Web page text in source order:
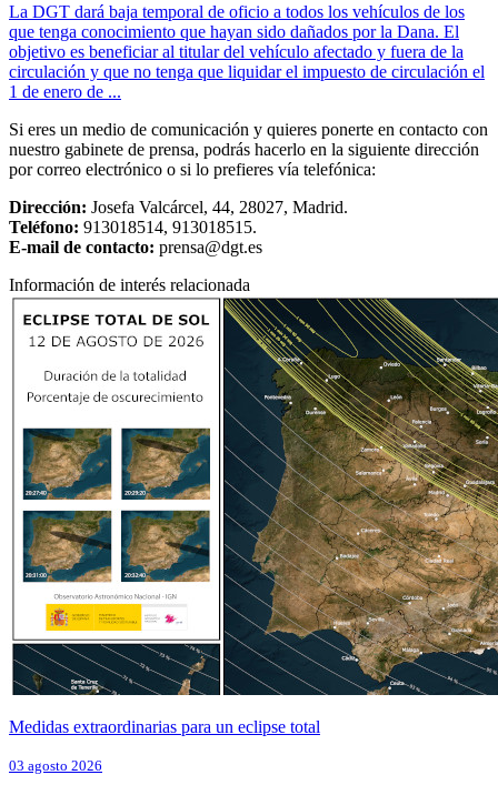
La DGT dará baja temporal de oficio a todos los vehículos de los
que tenga conocimiento que hayan sido dañados por la Dana. El
objetivo es beneficiar al titular del vehículo afectado y fuera de la
circulación y que no tenga que liquidar el impuesto de circulación el
1 de enero de ...
Si eres un medio de comunicación y quieres ponerte en contacto con
nuestro gabinete de prensa, podrás hacerlo en la siguiente dirección
por correo electrónico o si lo prefieres vía telefónica:
Dirección: Josefa Valcárcel, 44, 28027, Madrid.
Teléfono: 913018514, 913018515.
E-mail de contacto: prensa@dgt.es
Información de interés relacionada
Medidas extraordinarias para un eclipse total
03 agosto 2026